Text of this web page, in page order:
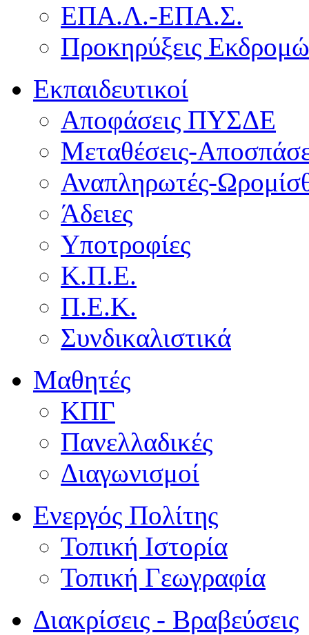
ΕΠΑ.Λ.-ΕΠΑ.Σ.
Προκηρύξεις
Εκπαιδευτικοί
Αποφάσεις ΠΥΣΔΕ
Μεταθέσεις-
Αναπληρωτές-
Άδειες
Υποτροφίες
Κ.Π.Ε.
Π.Ε.Κ.
Συνδικαλιστικά
Μαθητές
ΚΠΓ
Πανελλαδικές
Διαγωνισμοί
Ενεργός Πολίτης
Τοπική Ιστορία
Τοπική Γεωγραφία
Διακρίσεις - Βραβεύσεις